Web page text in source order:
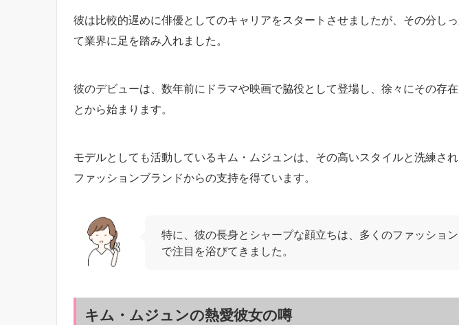
彼は比較的遅めに俳優としてのキャリアをスタートさせましたが、その分し
て業界に足を踏み入れました。
彼のデビューは、数年前にドラマや映画で脇役として登場し、徐々にその存
とから始まります。
モデルとしても活動しているキム・ムジュンは、その高いスタイルと洗練さ
ファッションブランドからの支持を得ています。
特に、彼の長身とシャープな顔立ちは、多くのファッショ
で注目を浴びてきました。
キム・ムジュンの熱愛彼女の噂